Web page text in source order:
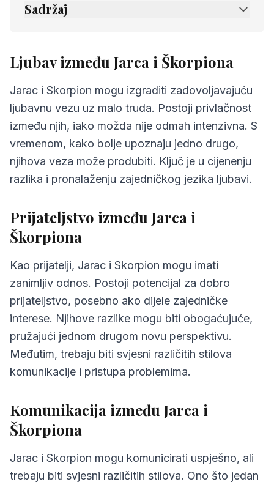
Sadržaj
Prijateljstvo između Jarca i Škorpiona
Izazovi u odnosu Jarca i Škorpiona
5. Savjeti za Jarca i Škorpiona
6. Najčešća pitanja o kompatibilnosti
Ljubav između Jarca i Škorpiona
Jarac i Skorpion mogu izgraditi zadovoljavajuću
ljubavnu vezu uz malo truda. Postoji privlačnost
između njih, iako možda nije odmah intenzivna. S
vremenom, kako bolje upoznaju jedno drugo,
njihova veza može produbiti. Ključ je u cijenenju
razlika i pronalaženju zajedničkog jezika ljubavi.
Prijateljstvo između Jarca i
Škorpiona
Kao prijatelji, Jarac i Skorpion mogu imati
zanimljiv odnos. Postoji potencijal za dobro
prijateljstvo, posebno ako dijele zajedničke
interese. Njihove razlike mogu biti obogaćujuće,
pružajući jednom drugom novu perspektivu.
Međutim, trebaju biti svjesni različitih stilova
komunikacije i pristupa problemima.
Komunikacija između Jarca i
Škorpiona
Jarac i Skorpion mogu komunicirati uspješno, ali
trebaju biti svjesni različitih stilova. Ono što jedan